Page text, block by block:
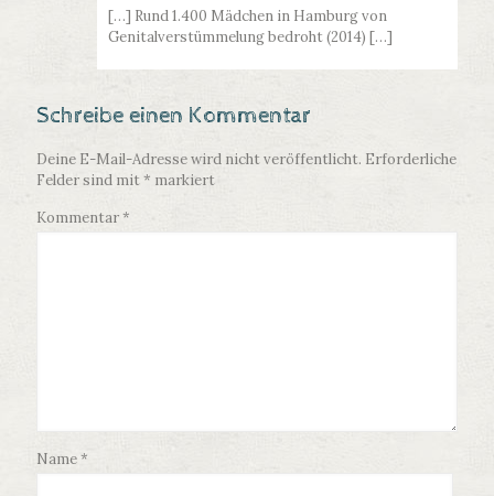
[…] Rund 1.400 Mädchen in Hamburg von
Genitalverstümmelung bedroht (2014) […]
Schreibe einen Kommentar
Deine E-Mail-Adresse wird nicht veröffentlicht. Erforderliche
Felder sind mit* markiert
Kommentar*
Name*